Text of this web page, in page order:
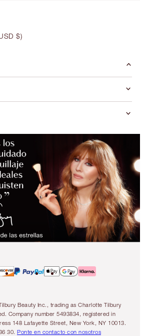
$)
Beauty Inc., trading as Charlotte Tilbury
Company number 5493834, registered in
148 Lafayette Street, New York, NY 10013.
30. Ponte en contacto con nosotros